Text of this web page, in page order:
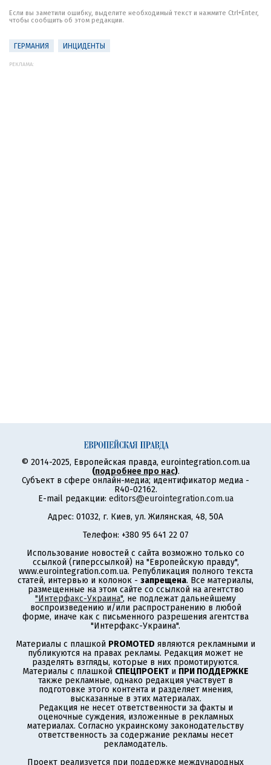
Если вы заметили ошибку, выделите необходимый текст и нажмите Ctrl+Enter,
чтобы сообщить об этом редакции.
ГЕРМАНИЯ ИНЦИДЕНТЫ
РЕКЛАМА:
© 2014-2025, Европейская правда, eurointegration.com.ua
(подробнее про нас).
Субъект в сфере онлайн-медиа; идентификатор медиа -
R40-02162.
E-mail редакции: editors@eurointegration.com.ua
Адрес: 01032, г. Киев, ул. Жилянская, 48, 50А
Телефон: +380 95 641 22 07
Использование новостей с сайта возможно только со
ссылкой (гиперссылкой) на "Европейскую правду",
www.eurointegration.com.ua. Републикация полного текста
статей, интервью и колонок - запрещена. Все материалы,
размещенные на этом сайте со ссылкой на агентство
"Интерфакс-Украина", не подлежат дальнейшему
воспроизведению и/или распространению в любой
форме, иначе как с письменного разрешения агентства
"Интерфакс-Украина".
Материалы с плашкой PROMOTED являются рекламными и
публикуются на правах рекламы. Редакция может не
разделять взгляды, которые в них промотируются.
Материалы с плашкой СПЕЦПРОЕКТ и ПРИ ПОДДЕРЖКЕ
также рекламные, однако редакция участвует в
подготовке этого контента и разделяет мнения,
высказанные в этих материалах.
Редакция не несет ответственности за факты и
оценочные суждения, изложенные в рекламных
материалах. Согласно украинскому законодательству
ответственность за содержание рекламы несет
рекламодатель.
Проект реализуется при поддержке международных